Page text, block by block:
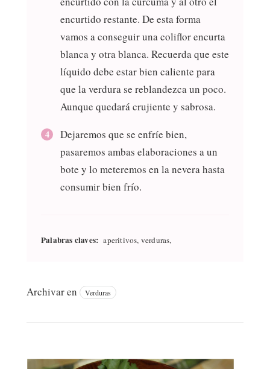
encurtido restante. De esta forma
vamos a conseguir una coliflor encurta
blanca y otra blanca. Recuerda que este
líquido debe estar bien caliente para
que la verdura se reblandezca un poco.
Aunque quedará crujiente y sabrosa.
Dejaremos que se enfríe bien,
pasaremos ambas elaboraciones a un
bote y lo meteremos en la nevera hasta
consumir bien frío.
Palabras claves: aperitivos, verduras,
Archivar en Verduras